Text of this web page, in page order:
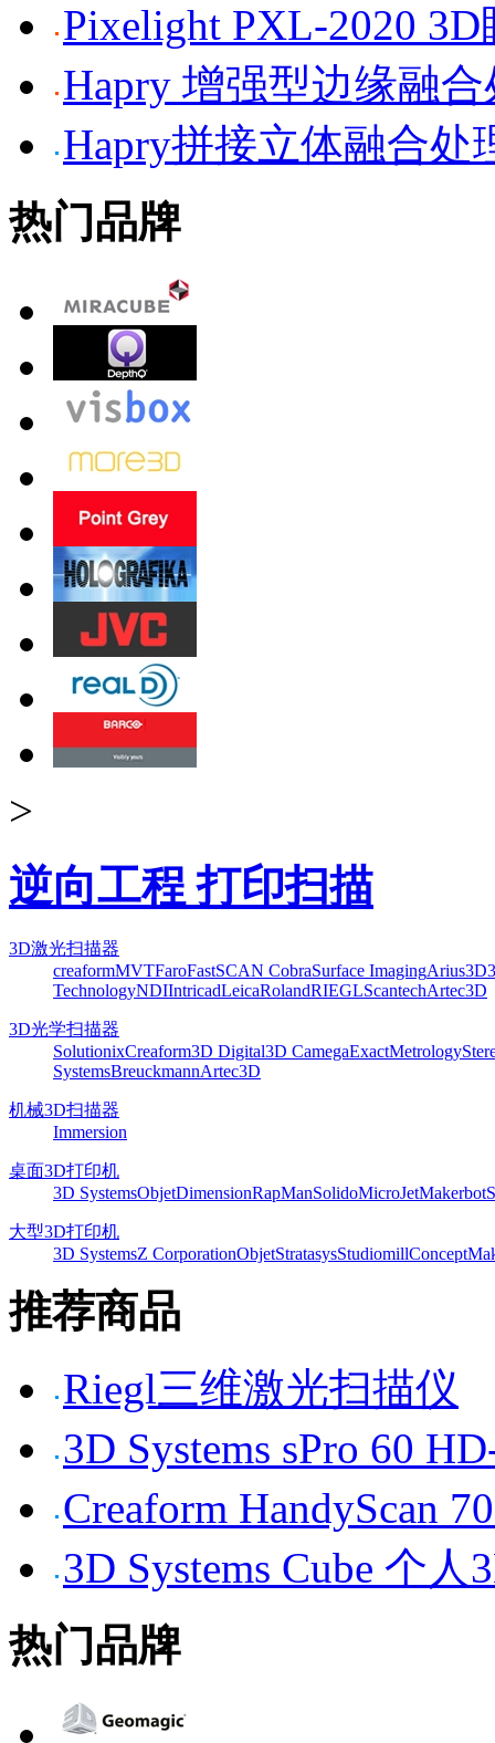
Pixelight PXL-2020 3D
Hapry 增强型边缘融
Hapry拼接立体融合处
热门品牌
>
逆向工程 打印扫描
3D激光扫描器
creaformMVTFaroFastSCAN CobraSurface ImagingArius3D
TechnologyNDIIntricadLeicaRolandRIEGLScantechArtec3D
3D光学扫描器
SolutionixCreaform3D Digital3D CamegaExactMetrology
SystemsBreuckmannArtec3D
机械3D扫描器
Immersion
桌面3D打印机
3D SystemsObjetDimensionRapManSolidoMicroJetMakerbot
大型3D打印机
3D SystemsZ CorporationObjetStratasysStudiomillConcept
推荐商品
Riegl三维激光扫描仪
3D Systems sPro 60
Creaform HandyScan
3D Systems Cube 个人
热门品牌